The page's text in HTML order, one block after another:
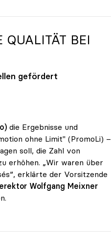
QUALITÄT BEI
gefördert
die Ergebnisse und
ohne Limit" (PromoLi) –
soll, die Zahl von
erhöhen. „Wir waren über
erklärte der Vorsitzende
Wolfgang Meixner